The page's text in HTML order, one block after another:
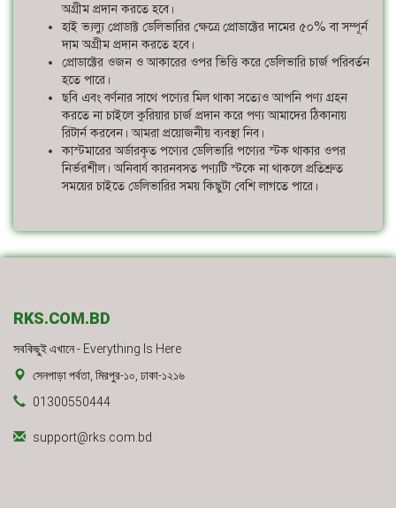
অগ্রীম প্রদান করতে হবে।
হাই ভ্যল্যু প্রোডাক্ট ডেলিভারির ক্ষেত্রে প্রোডাক্টের দামের ৫০% বা সম্পূর্ন
দাম অগ্রীম প্রদান করতে হবে।
প্রোডাক্টের ওজন ও আকারের ওপর ভিত্তি করে ডেলিভারি চার্জ পরিবর্তন
হতে পারে।
ছবি এবং বর্ণনার সাথে পণ্যের মিল থাকা সত্যেও আপনি পণ্য গ্রহন
করতে না চাইলে কুরিয়ার চার্জ প্রদান করে পণ্য আমাদের ঠিকানায়
রিটার্ন করবেন। আমরা প্রয়োজনীয় ব্যবস্থা নিব।
কাস্টমারের অর্ডারকৃত পণ্যের ডেলিভারি পণ্যের স্টক থাকার ওপর
নির্ভরশীল। অনিবার্য কারনবসত পণ্যটি স্টকে না থাকলে প্রতিশ্রুত
সময়ের চাইতে ডেলিভারির সময় কিছুটা বেশি লাগতে পারে।
RKS.COM.BD
সবকিছুই এখানে - Everything Is Here
সেনপাড়া পর্বতা, মিরপুর-১০, ঢাকা-১২১৬
01300550444
support@rks.com.bd